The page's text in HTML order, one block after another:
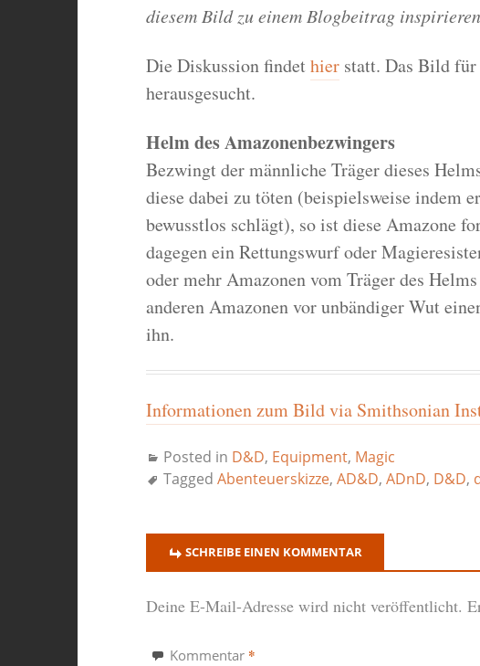
diesem Bild zu einem Blogbeitrag
Die Diskussion findethierstatt. Das Bild für
herausgesucht.
Helm des Amazonenbezwingers
Bezwingt der männliche Träger dieses
diese dabei zu töten (beispielsweise indem
bewusstlos schlägt), so ist diese Amazone
dagegen ein Rettungswurf oder
oder mehr Amazonen vom Träger des
anderen Amazonen vor unbändiger Wut
ihn.
Informationen zum Bild via Smithsonian
Posted in D&D, Equipment, Magic
Tagged Abenteuerskizze, AD&D, ADnD, D&D,
SCHREIBE EINEN KOMMENTAR
Deine E-Mail-Adresse wird nicht veröffentlicht.
Kommentar *